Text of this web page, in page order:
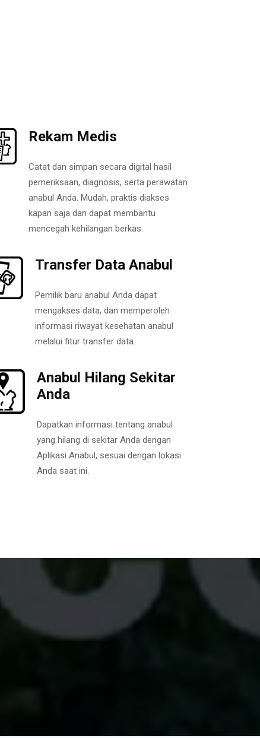
Rekam Medis
Catat dan simpan secara digital hasil
pemeriksaan, diagnosis, serta perawatan
anabul Anda. Mudah, praktis diakses
kapan saja dan dapat membantu
mencegah kehilangan berkas.
Transfer Data Anabul
Pemilik baru anabul Anda dapat
mengakses data, dan memperoleh
informasi riwayat kesehatan anabul
melalui fitur transfer data.
Anabul Hilang Sekitar
Anda
Dapatkan informasi tentang anabul
yang hilang di sekitar Anda dengan
Aplikasi Anabul, sesuai dengan lokasi
Anda saat ini.